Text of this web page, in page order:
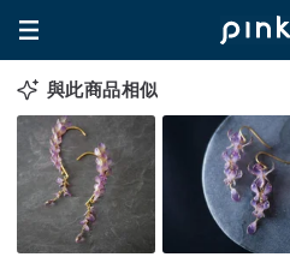
與此商品相似